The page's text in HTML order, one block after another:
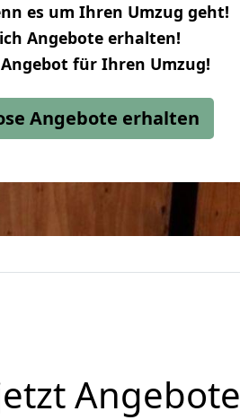
es um Ihren Umzug geht!
Angebote erhalten!
für Ihren Umzug!
Angebote erhalten
Angebote